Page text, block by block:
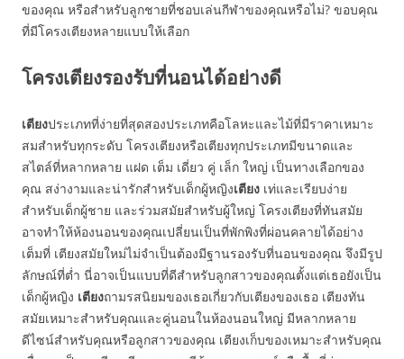
ของคุณ หรือสำหรับลูกชายที่ชอบเล่นกีฬาของคุณหรือไม่? ขอบคุณ
ที่มีโครงเตียงหลายแบบให้เลือก
โครงเตียงรองรับที่นอนได้อย่างดี
เตียงประเภทที่ง่ายที่สุดสองประเภทคือโลหะและไม้ที่มีราคาเหมาะ
สมสำหรับทุกระดับ โครงเตียงหรือเตียงทุกประเภทมีขนาดและ
สไตล์ที่หลากหลาย แฝด เต็ม เดี่ยว คู่ เล็ก ใหญ่ เป็นทางเลือกของ
คุณ สง่างามและน่ารักสำหรับเด็กผู้หญิงเตียง เท่และเรียบง่าย
สำหรับเด็กผู้ชาย และร่วมสมัยสำหรับผู้ใหญ่ โครงเตียงที่ทันสมัย
อาจทำให้ห้องนอนของคุณเปลี่ยนเป็นที่พักพิงที่ผ่อนคลายได้อย่าง
เต็มที่ เตียงสมัยใหม่ไม่จำเป็นต้องมีฐานรองรับที่นอนของคุณ จึงมีรูป
ลักษณ์ที่ต่ำ นี่อาจเป็นแบบที่ดีสำหรับลูกสาวของคุณตั้งแต่เธอยังเป็น
เด็กผู้หญิง เตียงถามรสนิยมของเธอเกี่ยวกับเตียงของเธอ เตียงทัน
สมัยเหมาะสำหรับคุณและคู่นอนในห้องนอนใหญ่ มีหลากหลาย
ดีไซน์สำหรับคุณหรือลูกสาวของคุณ เตียงเก็บของเหมาะสำหรับคุณ